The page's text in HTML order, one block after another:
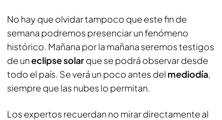
No hay que olvidar tampoco que este fin de
semana podremos presenciar un fenómeno
histórico. Mañana por la mañana seremos testigos
de uneclipse solarque se podrá observar desde
todo el país. Se verá un poco antes del mediodía,
siempre que las nubes lo permitan.
Los expertos recuerdan no mirar directamente al